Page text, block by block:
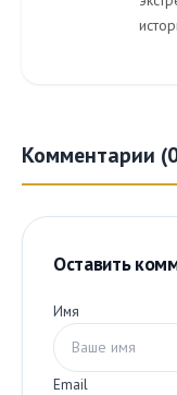
Комментарии
Оставить
Имя
Email